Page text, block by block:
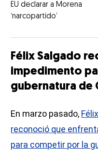
EU declarar a Morena
‘narcopartido’
Félix Salgado
impedimento
gubernatura de
En marzo pasado,
reconoció que
para competir por la